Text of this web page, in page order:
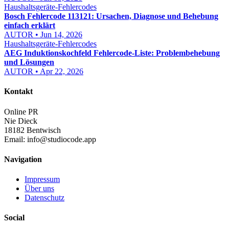
Haushaltsgeräte-Fehlercodes
Bosch Fehlercode 113121: Ursachen, Diagnose und Behebung
einfach erklärt
AUTOR • Jun 14, 2026
Haushaltsgeräte-Fehlercodes
AEG Induktionskochfeld Fehlercode-Liste: Problembehebung
und Lösungen
AUTOR • Apr 22, 2026
Kontakt
Online PR
Nie Dieck
18182 Bentwisch
Email: info@studiocode.app
Navigation
Impressum
Über uns
Datenschutz
Social